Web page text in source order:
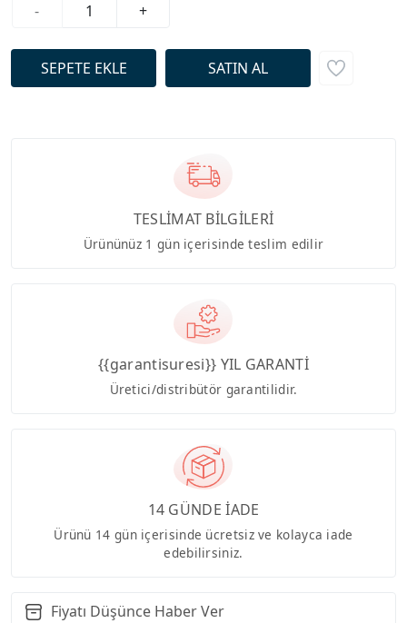
-
+
TESLİMAT BİLGİLERİ
Ürününüz 1 gün içerisinde teslim edilir
{{garantisuresi}} YIL GARANTİ
Üretici/distribütör garantilidir.
14 GÜNDE İADE
Ürünü 14 gün içerisinde ücretsiz ve kolayca iade
edebilirsiniz.
Fiyatı Düşünce Haber Ver